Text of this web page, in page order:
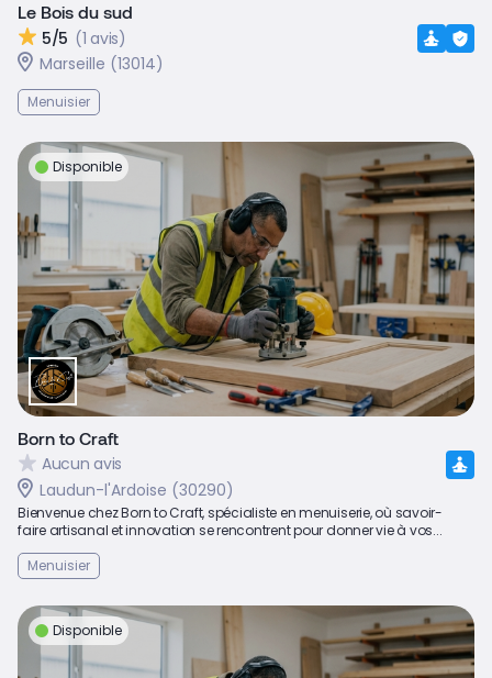
Le Bois du sud
5/5 (1 avis)
Marseille (13014)
Menuisier
Disponible
Born to Craft
Aucun avis
Laudun-l'Ardoise (30290)
Bienvenue chez Born to Craft, spécialiste en menuiserie, où savoir-
faire artisanal et innovation se rencontrent pour donner vie à vos...
Menuisier
Disponible